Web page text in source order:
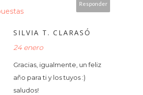
Responder
SILVIA T. CLARASÓ
24 enero
Gracias, igualmente, un feliz
año para ti y los tuyos :)
saludos!